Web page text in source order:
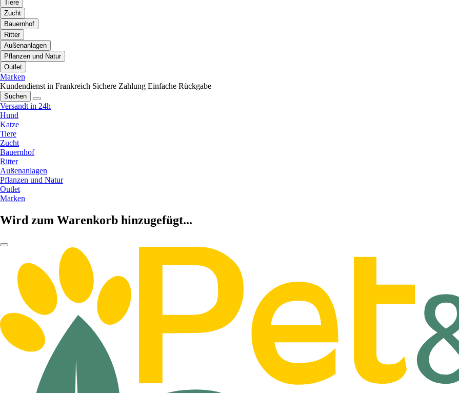
Tiere
Zucht
Bauernhof
Ritter
Außenanlagen
Pflanzen und Natur
Outlet
Marken
Kundendienst in Frankreich Sichere Zahlung Einfache Rückgabe
Suchen
Versandt in 24h
Hund
Katze
Tiere
Zucht
Bauernhof
Ritter
Außenanlagen
Pflanzen und Natur
Outlet
Marken
Wird zum Warenkorb hinzugefügt...